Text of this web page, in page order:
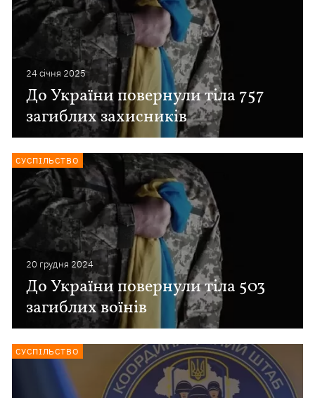
24 сiчня 2025
До України повернули тіла 757
загиблих захисників
20 грудня 2024
До України повернули тіла 503
загиблих воїнів
СУСПІЛЬСТВО
СУСПІЛЬСТВО